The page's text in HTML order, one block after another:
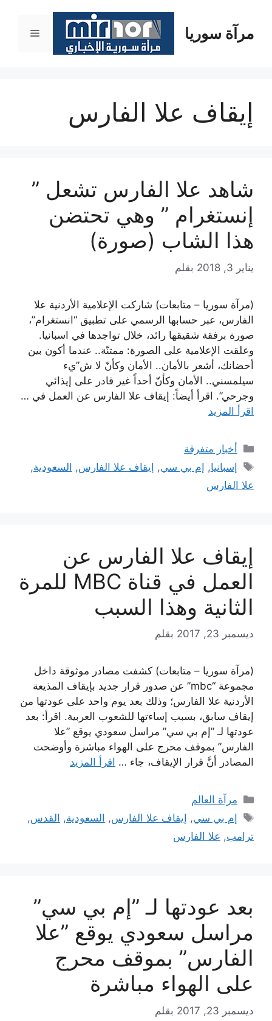
المحتوىمرآة سوريا القائمة
إيقاف علا الفارس
شاهد علا الفارس تشعل ”
إنستغرام ” وهي تحتضن
هذا الشاب (صورة)
يناير 3, 2018 بقلم
(مرآة سوريا – متابعات) شاركت الإعلامية الأردنية علا
الفارس، عبر حسابها الرسمي على تطبيق “انستغرام”،
صورة برفقة شقيقها رائد، خلال تواجدها في اسبانيا.
وعلقت الإعلامية على الصورة: ممتنّة.. عندما أكون بين
أحضانك، أشعر بالأمان.. الأمان وكأنّ لا ش”يء
سيلمسني.. الأمان وكأنّ أحداً غير قادر على إيذائي
وجرحي”. اقرأ أيضاً: إيقاف علا الفارس عن العمل في …
اقرأ المزيد
التصنيفات
أخبار متفرقة
الوسوم
إسبانيا, إم بي سي, إيقاف علا الفارس, السعودية,
علا الفارس
إيقاف علا الفارس عن
العمل في قناة MBC للمرة
الثانية وهذا السبب
ديسمبر 23, 2017 بقلم
(مرآة سوريا – متابعات) كشفت مصادر موثوقة داخل
مجموعة “mbc” عن صدور قرار جديد بإيقاف المذيعة
الأردنية علا الفارس؛ وذلك بعد يوم واحد على عودتها من
إيقاف سابق، بسبب إساءتها للشعوب العربية. اقرأ: بعد
عودتها لـ ”إم بي سي” مراسل سعودي يوقع ”علا
الفارس” بموقف محرج على الهواء مباشرة وأوضحت
المصادر أنَّ قرار الإيقاف، جاء … اقرأ المزيد
التصنيفات
مرآة العالم
الوسوم
إم بي سي, إيقاف علا الفارس, السعودية, القدس,
ترامب, علا الفارس
بعد عودتها لـ ”إم بي سي”
مراسل سعودي يوقع ”علا
الفارس” بموقف محرج
على الهواء مباشرة
ديسمبر 23, 2017 بقلم